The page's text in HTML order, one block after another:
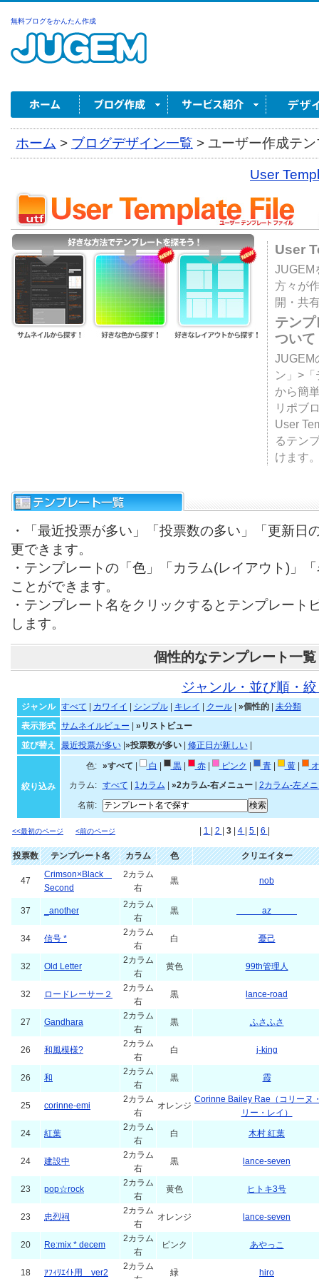
無料ブログをかんたん作成
ホーム > ブログデザイン一覧 > ユーザー作成テ
User
User
JUGEM
方々が
開・共
テン
ついて
JUGEM
ン」>
から簡
リポブ
User
るテン
けます
・「最近投票が多い」「投票数の多い」「更新日
更できます。
・テンプレートの「色」「カラム(レイアウト)」
ことができます。
・テンプレート名をクリックするとテンプレート
します。
個性的なテンプレート一覧
ジャンル・並び順・
ジャンル すべて カワイイ シンプル| キレイ クール| »個性的| 未分類
表示形式
サムネイルビュー
»リストビュー
並び替え
最近投票が多い| »投票数が多い| 修正日が新しい|
絞り込み
色: »すべて 白 黒| 赤| ピンク 青| 黄|
カラム:
すべて 1カラム »2カラム-右メニュー| 2カラム-左メ
名前:
<<最初のページ <前のページ 1 2 3 4 5 6
投票数 テンプレート名 カラム 色 クリエイター
47
Crimson×Black
Second
2カラム
右
黒 nob
37 _another
2カラム
右
黒 az
34 信号 *
2カラム
右
白 憂己
32 Old Letter
2カラム
右
黄色 99th管理人
32 ロードレーサー２
2カラム
右
黒 lance-road
27 Gandhara
2カラム
右
黒 ふさふさ
26 和風模様?
2カラム
右
白 j-king
26 和
2カラム
右
黒 霞
25 corinne-emi
2カラム
右
オレンジ
Corinne Bailey Rae（コリーヌ
リー・レイ）
24 紅葉
2カラム
右
白 木村 紅葉
24 建設中
2カラム
右
黒 lance-seven
23 pop☆rock
2カラム
右
黄色 ヒトキ3号
23 忠烈祠
2カラム
右
オレンジ lance-seven
20 Re:mix * decem
2カラム
右
ピンク あやっこ
18 ｱﾌｨﾘｴｲﾄ用 ver2
2カラム
緑 hiro